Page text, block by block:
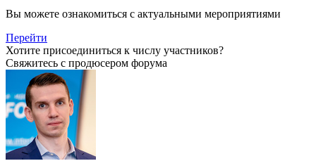
Вы можете ознакомиться с актуальными мероприятиями
Перейти
Хотите присоединиться к числу участников?
Свяжитесь с продюсером форума